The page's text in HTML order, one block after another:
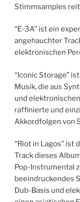
Stimmsamples
“E-3A” ist ein
angehauchter
elektronischen
“Iconic Storage”
Musik, die aus
und
raffinierte und
Akkordfolgen von
“Riot in Lagos” ist
Track dieses
Pop-Instrumental
beeindruckendes
Dub-Basis und